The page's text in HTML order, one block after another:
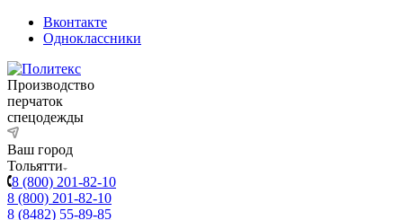
Вконтакте
Одноклассники
Производство
перчаток
спецодежды
Ваш город
Тольятти
8 (800) 201-82-10
8 (800) 201-82-10
8 (8482) 55-89-85